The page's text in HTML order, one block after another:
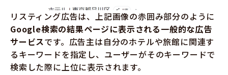
リスティング広告は、上記画像の赤囲み部分のように
Google検索の結果ページに表示される一般的な広告
サービスです。広告主は自分のホテルや旅館に関連す
るキーワードを指定し、ユーザーがそのキーワードで
検索した際に上位に表示されます。